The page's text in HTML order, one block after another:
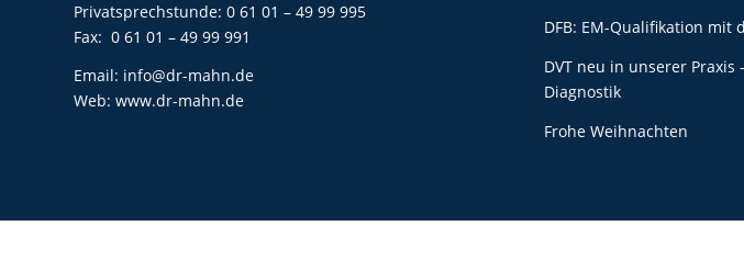
Privatsprechstunde: 0 61 01 – 49 99 995
Fax: 0 61 01 – 49 99 991
Email: info@dr-mahn.de
Web: www.dr-mahn.de
DFB: EM-Qualifikation mit
DVT neu in unserer Praxis
Diagnostik
Frohe Weihnachten